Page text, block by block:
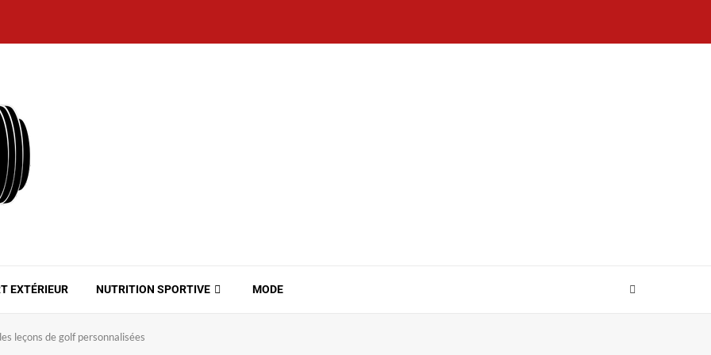
EXTÉRIEUR NUTRITION SPORTIVE MODE
leçons de golf personnalisées